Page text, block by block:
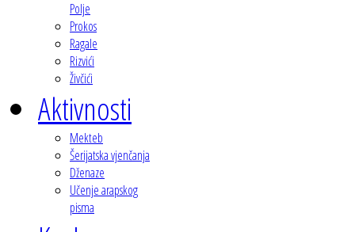
Polje
Prokos
Ragale
Rizvići
Živčići
Aktivnosti
Mekteb
Šerijatska vjenčanja
Dženaze
Učenje arapskog
pisma